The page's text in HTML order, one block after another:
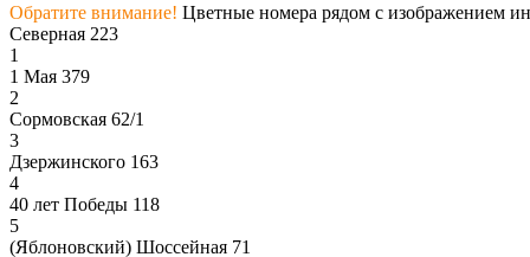
Обратите внимание! Цветные номера рядом с изображением
Северная 223
1
1 Мая 379
2
Сормовская 62/1
3
Дзержинского 163
4
40 лет Победы 118
5
(Яблоновский) Шоссейная 71